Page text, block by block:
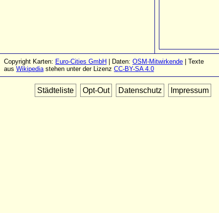
Copyright Karten: Euro-Cities GmbH | Daten: OSM-Mitwirkende | Texte
aus Wikipediastehen unter der Lizenz CC-BY-SA 4.0
Städteliste Opt-Out Datenschutz Impressum